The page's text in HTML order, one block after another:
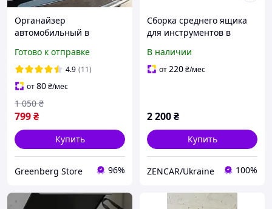
Органайзер
автомобильный в
автомобиля саквояж в
машину ящик для
багажника 40х30х30см
Готово к отправке
4.9 (11)
от80₴/мес
799₴
1 050 ₴
Купить
Greenberg Store 96%
Сборка среднего ящика
для инструментов в
07 (UKEA 5608050)
В наличии
от220₴/мес
2 200₴
Купить
ZENCAR/Ukraine 100%